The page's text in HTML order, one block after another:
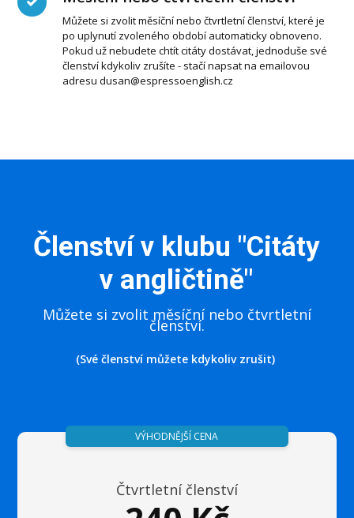
Můžete si zvolit měsíční nebo čtvrtletní členství, které je
po uplynutí zvoleného období automaticky obnoveno.
Pokud už nebudete chtít citáty dostávat, jednoduše své
členství kdykoliv zrušíte - stačí napsat na emailovou
adresu dusan@espressoenglish.cz
Členství v klubu "Citáty
v angličtině"
Můžete si zvolit měsíční nebo čtvrtletní
členství.
(Své členství můžete kdykoliv zrušit)
Čtvrtletní členství
VÝHODNĚJŠÍ CENA